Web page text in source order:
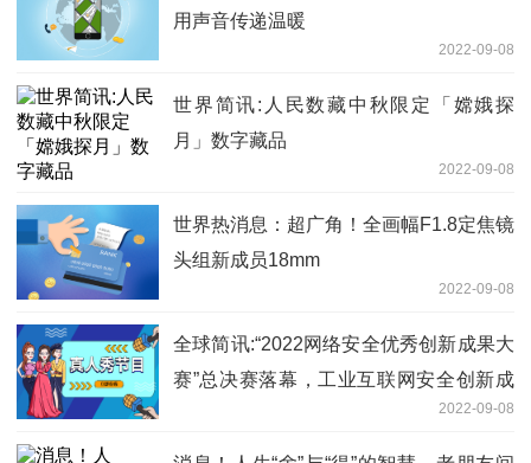
用声音传递温暖
2022-09-08
世界简讯:人民数藏中秋限定「嫦娥探
月」数字藏品
2022-09-08
世界热消息：超广角！全画幅F1.8定焦镜
头组新成员18mm
2022-09-08
全球简讯:“2022网络安全优秀创新成果大
赛”总决赛落幕，工业互联网安全创新成
2022-09-08